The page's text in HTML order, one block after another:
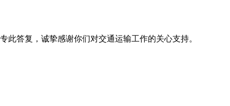
专此答复，诚挚感谢你们对交通运输工作的关心支持。